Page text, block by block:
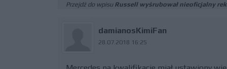
Przejdź do wpisu Russell wyśrubował nieoficjalny
damianosKimiFan
28.07.2018 16:25